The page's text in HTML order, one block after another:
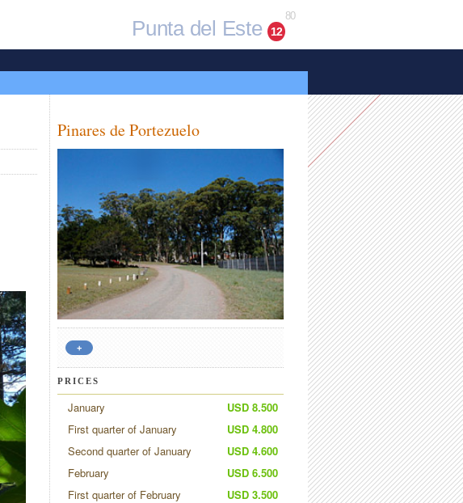
Punta del Este 12
80
Pinares de Portezuelo
+
PRICES
January
USD 8.500
First quarter of January
USD 4.800
Second quarter of January
USD 4.600
February
USD 6.500
First quarter of February
USD 3.500